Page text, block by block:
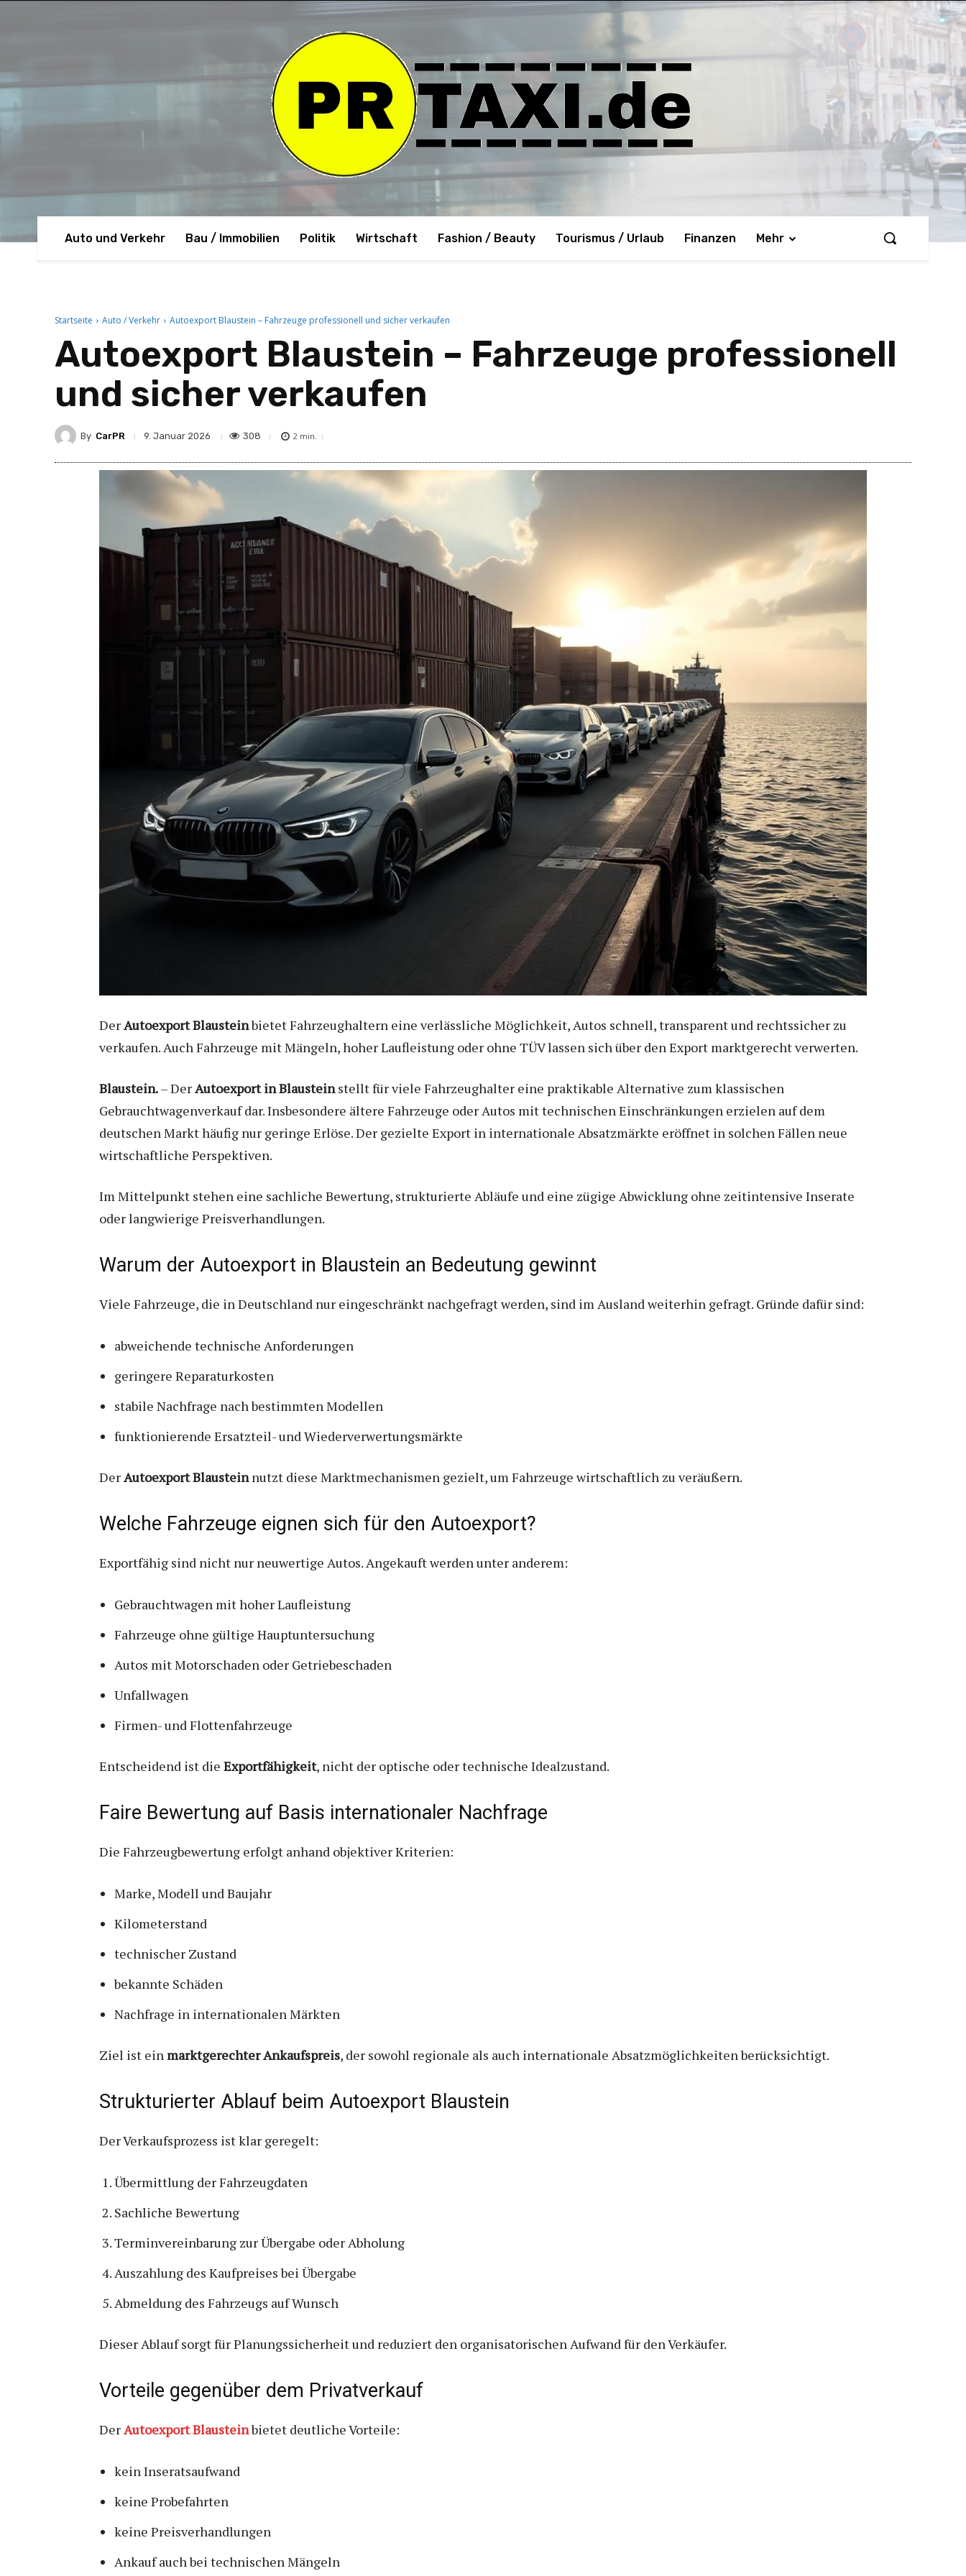
Auto und Verkehr Bau / Immobilien Politik Wirtschaft Fashion / Beauty Tourismus / Urlaub Finanzen Mehr
Startseite Auto / Verkehr Autoexport Blaustein – Fahrzeuge professionell und sicher verkaufen
Autoexport Blaustein – Fahrzeuge professionell
und sicher verkaufen
By CarPR 9. Januar 2026 308 2 min.
DerAutoexport Blausteinbietet Fahrzeughaltern eine verlässliche Möglichkeit, Autos schnell, transparent und rechtssicher zu
verkaufen. Auch Fahrzeuge mit Mängeln, hoher Laufleistung oder ohne TÜV lassen sich über den Export marktgerecht verwerten.
Blaustein.– DerAutoexport in Blausteinstellt für viele Fahrzeughalter eine praktikable Alternative zum klassischen
Gebrauchtwagenverkauf dar. Insbesondere ältere Fahrzeuge oder Autos mit technischen Einschränkungen erzielen auf dem
deutschen Markt häufig nur geringe Erlöse. Der gezielte Export in internationale Absatzmärkte eröffnet in solchen Fällen neue
wirtschaftliche Perspektiven.
Im Mittelpunkt stehen eine sachliche Bewertung, strukturierte Abläufe und eine zügige Abwicklung ohne zeitintensive Inserate
oder langwierige Preisverhandlungen.
Warum der Autoexport in Blaustein an Bedeutung gewinnt
Viele Fahrzeuge, die in Deutschland nur eingeschränkt nachgefragt werden, sind im Ausland weiterhin gefragt. Gründe dafür sind:
abweichende technische Anforderungen
geringere Reparaturkosten
stabile Nachfrage nach bestimmten Modellen
funktionierende Ersatzteil- und Wiederverwertungsmärkte
DerAutoexport Blausteinnutzt diese Marktmechanismen gezielt, um Fahrzeuge wirtschaftlich zu veräußern.
Welche Fahrzeuge eignen sich für den Autoexport?
Exportfähig sind nicht nur neuwertige Autos. Ange­kauft werden unter anderem:
Gebrauchtwagen mit hoher Laufleistung
Fahrzeuge ohne gültige Hauptuntersuchung
Autos mit Motorschaden oder Getriebeschaden
Unfallwagen
Firmen- und Flottenfahrzeuge
Entscheidend ist die Exportfähigkeit, nicht der optische oder technische Idealzustand.
Faire Bewertung auf Basis internationaler Nachfrage
Die Fahrzeugbewertung erfolgt anhand objektiver Kriterien:
Marke, Modell und Baujahr
Kilometerstand
technischer Zustand
bekannte Schäden
Nachfrage in internationalen Märkten
Ziel ist ein marktgerechter Ankaufspreis, der sowohl regionale als auch internationale Absatzmöglichkeiten berücksichtigt.
Strukturierter Ablauf beim Autoexport Blaustein
Der Verkaufsprozess ist klar geregelt:
Übermittlung der Fahrzeugdaten
Sachliche Bewertung
Terminvereinbarung zur Übergabe oder Abholung
Auszahlung des Kaufpreises bei Übergabe
Abmeldung des Fahrzeugs auf Wunsch
Dieser Ablauf sorgt für Planungssicherheit und reduziert den organisatorischen Aufwand für den Verkäufer.
Vorteile gegenüber dem Privatverkauf
DerAutoexport Blausteinbietet deutliche Vorteile:
kein Inseratsaufwand
keine Probefahrten
keine Preisverhandlungen
Ankauf auch bei technischen Mängeln